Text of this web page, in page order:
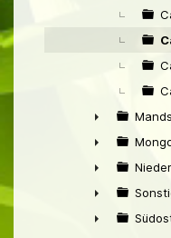
►
►
►
►